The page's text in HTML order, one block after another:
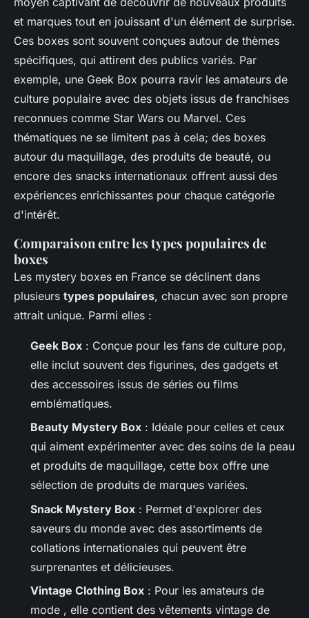
et marques tout en jouissant d'un élément de surprise.
Ces boxes sont souvent conçues autour de thèmes
spécifiques, qui attirent des publics variés. Par
exemple, une Geek Box pourra ravir les amateurs de
culture populaire avec des objets issus de franchises
reconnues comme Star Wars ou Marvel. Ces
thématiques ne se limitent pas à cela; des boxes
autour du maquillage, des produits de beauté, ou
encore des snacks internationaux offrent aussi des
expériences enrichissantes pour chaque catégorie
d'intérêt.
Comparaison entre les types populaires de
boxes
Les mystery boxes en France se déclinent dans
plusieurs types populaires, chacun avec son propre
attrait unique. Parmi elles :
Geek Box : Conçue pour les fans de culture pop,
elle inclut souvent des figurines, des gadgets et
des accessoires issus de séries ou films
emblématiques.
Beauty Mystery Box : Idéale pour celles et ceux
qui aiment expérimenter avec des soins de la peau
et produits de maquillage, cette box offre une
sélection de produits de marques variées.
Snack Mystery Box : Permet d'explorer des
saveurs du monde avec des assortiments de
collations internationales qui peuvent être
surprenantes et délicieuses.
Vintage Clothing Box : Pour les amateurs de
mode , elle contient des vêtements vintage de